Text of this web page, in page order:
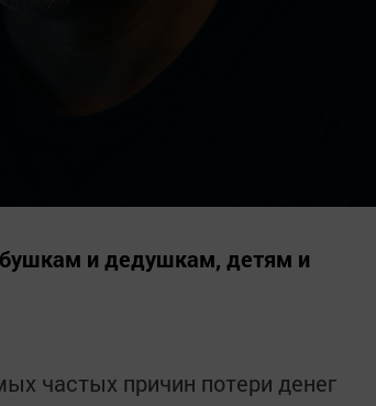
и дедушкам, детям и
частых причин потери денег